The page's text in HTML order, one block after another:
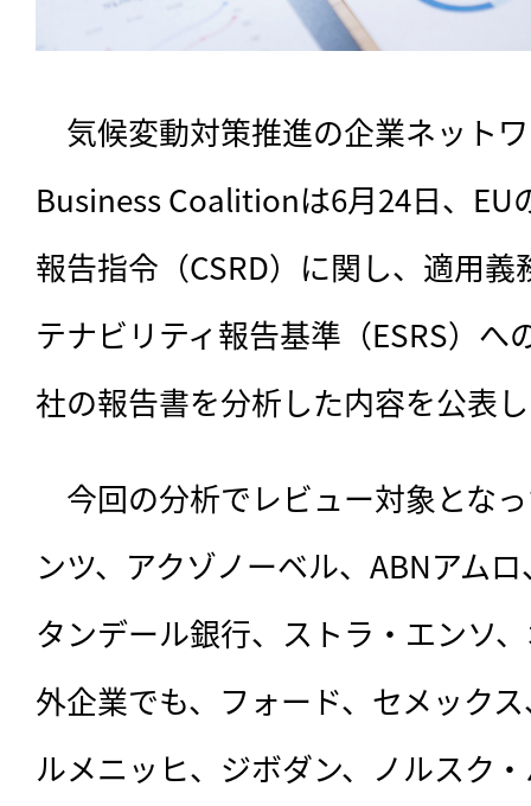
気候変動対策推進の企業ネット
Business Coalitionは6月24日、EU
報告指令（CSRD）に関し、適用
テナビリティ報告基準（ESRS）へ
社の報告書を分析した内容を公表
今回の分析でレビュー対象とな
ンツ、アクゾノーベル、ABNアム
タンデール銀行、ストラ・エンソ
外企業でも、フォード、セメック
ルメニッヒ、ジボダン、ノルスク